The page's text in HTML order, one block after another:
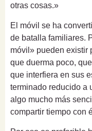
otras cosas.»
El móvil se ha
de batalla familiares.
móvil» pueden existir
que duerma poco,
que interfiera en sus
terminado reducido a
algo mucho más
compartir tiempo con